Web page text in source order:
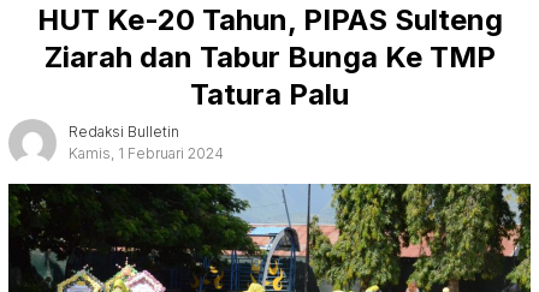
HUT Ke-20 Tahun, PIPAS Sulteng
Ziarah dan Tabur Bunga Ke TMP
Tatura Palu
Redaksi Bulletin
Kamis, 1 Februari 2024